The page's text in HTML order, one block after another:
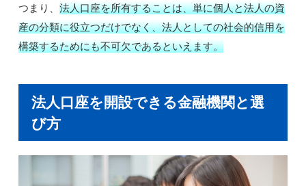
つまり、法人口座を所有することは、単に個人と法人の資
産の分類に役立つだけでなく、法人としての社会的信用を
構築するためにも不可欠であるといえます。
法人口座を開設できる金融機関と選
び方